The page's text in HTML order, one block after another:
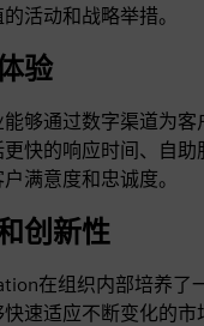
活动和战略举措。
验
够通过数字渠道为客
快的响应时间、自
满意度和忠诚度。
创新性
在组织内部培养了
速适应不断变化的市